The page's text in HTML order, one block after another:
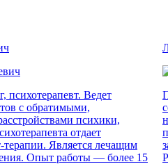
психотерапевт. Ведет
с обратимыми,
психики,
отдает
Является лечащим
Опыт работы — более 15